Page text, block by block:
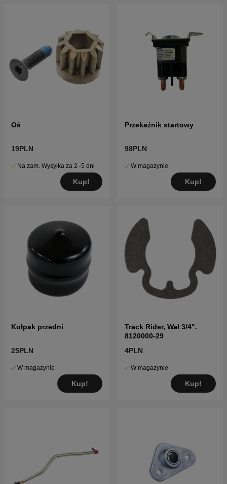
Oś
19PLN
Na zam. Wysyłka za 2–5 dni
Kup!
Przekaźnik startowy
98PLN
W magazynie
Kup!
Kołpak przedni
25PLN
W magazynie
Kup!
Track Rider, Wał 3/4".
8120000-29
4PLN
W magazynie
Kup!